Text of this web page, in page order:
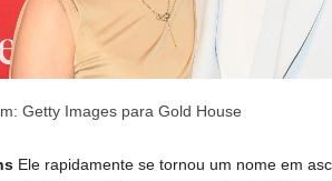
Getty Images para Gold House
Ele rapidamente se tornou um nome em